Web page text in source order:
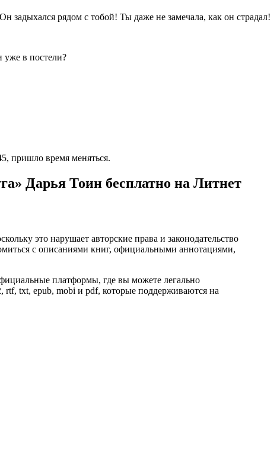
рядом с тобой! Ты даже не замечала, как он страдал!
уже в постели?
пришло время меняться.
Дарья Тоин бесплатно на Литнет
это нарушает авторские права и законодательство
с описаниями книг, официальными аннотациями,
платформы, где вы можете легально
txt, epub, mobi и pdf, которые поддерживаются на